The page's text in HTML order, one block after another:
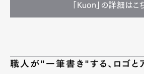
「Kuon」の詳細はこ
職人が"一筆書き"する、ロゴと